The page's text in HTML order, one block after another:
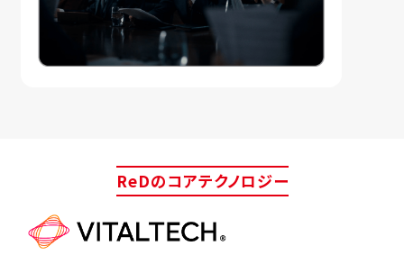
ReDのコアテクノロジー